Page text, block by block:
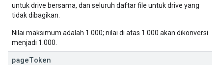
untuk drive bersama, dan seluruh daftar file untuk drive yang
tidak dibagikan.
Nilai maksimum adalah 1.000; nilai di atas 1.000 akan dikonversi
menjadi 1.000.
pageToken